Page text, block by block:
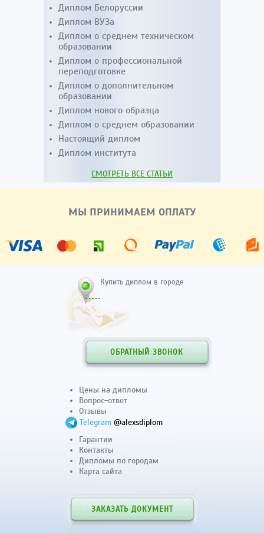
Диплом Белоруссии
Диплом ВУЗа
Диплом о среднем техническом
образовании
Диплом о профессиональной
переподготовке
Диплом о дополнительном
образовании
Диплом нового образца
Диплом о среднем образовании
Настоящий диплом
Диплом института
СМОТРЕТЬ ВСЕ СТАТЬИ
МЫ ПРИНИМАЕМ ОПЛАТУ
Купить диплом в городе
ОБРАТНЫЙ ЗВОНОК
Цены на дипломы
Вопрос-ответ
Отзывы
Telegram @alexsdiplom
Гарантии
Контакты
Дипломы по городам
Карта сайта
ЗАКАЗАТЬ ДОКУМЕНТ